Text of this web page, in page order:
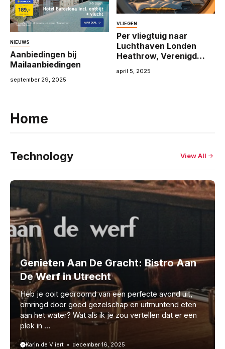
NIEUWS
Aanbiedingen bij
Mailaanbiedingen
september 29, 2025
VLIEGEN
Per vliegtuig naar
Luchthaven Londen
Heathrow, Verenigd
april 5, 2025
Home
Technology View All
Genieten Aan De Gracht: Bistro Aan
De Werf in Utrecht
Heb je ooit gedroomd van een perfecte avond uit,
omringd door goed gezelschap en uitmuntend eten
aan het water? Wat als ik je zou vertellen dat er een
plek in …
Karin de Vliert december 16, 2025